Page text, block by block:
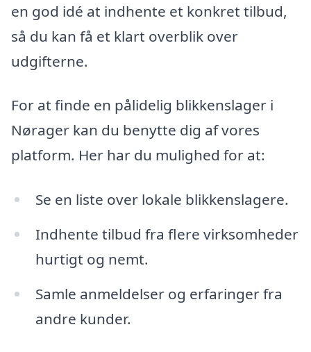
en god idé at indhente et konkret tilbud,
så du kan få et klart overblik over
udgifterne.
For at finde en pålidelig blikkenslager i
Nørager kan du benytte dig af vores
platform. Her har du mulighed for at:
Se en liste over lokale blikkenslagere.
Indhente tilbud fra flere virksomheder
hurtigt og nemt.
Samle anmeldelser og erfaringer fra
andre kunder.